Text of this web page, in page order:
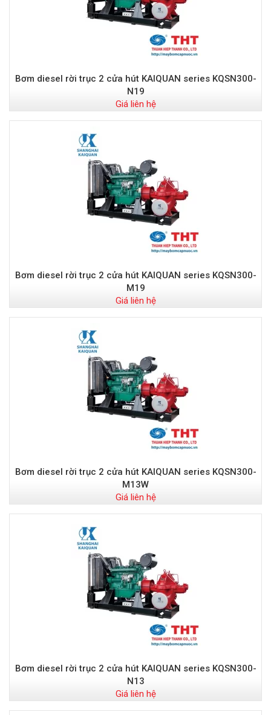
Bơm diesel rời trục 2 cửa hút KAIQUAN series KQSN300-
N19
Giá liên hệ
Bơm diesel rời trục 2 cửa hút KAIQUAN series KQSN300-
M19
Giá liên hệ
Bơm diesel rời trục 2 cửa hút KAIQUAN series KQSN300-
M13W
Giá liên hệ
Bơm diesel rời trục 2 cửa hút KAIQUAN series KQSN300-
N13
Giá liên hệ